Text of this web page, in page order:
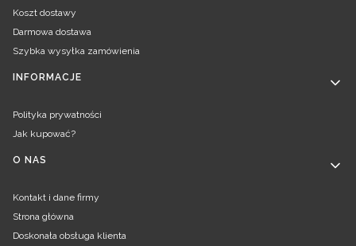
Koszt dostawy
Darmowa dostawa
Szybka wysyłka zamówienia
INFORMACJE
Polityka prywatności
Jak kupować?
O NAS
Kontakt i dane firmy
Strona główna
Doskonała obsługa klienta